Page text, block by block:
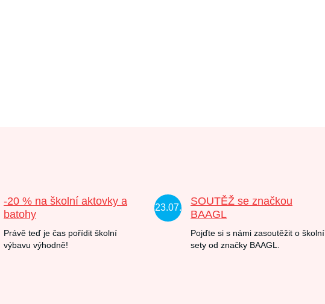
-20 % na školní aktovky a
batohy
Právě teď je čas pořídit školní
výbavu výhodně!
23.07.
SOUTĚŽ se značkou
BAAGL
Pojďte si s námi zasoutěžit o školní
sety od značky BAAGL.